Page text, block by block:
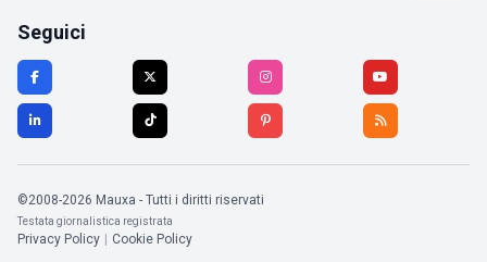
Seguici
©2008-2026 Mauxa - Tutti i diritti riservati
Testata giornalistica registrata
Privacy Policy Cookie Policy